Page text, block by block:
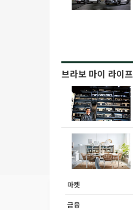
브라보 마이 라이프
마켓
금융